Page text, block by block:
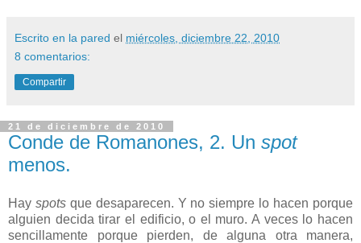
Escrito en la pared el miércoles, diciembre 22, 2010
8 comentarios:
Compartir
21 de diciembre de 2010
Conde de Romanones, 2. Un spot
menos.
Hay spotsque desaparecen. Y no siempre lo hacen porque
alguien decida tirar el edificio, o el muro. A veces lo hacen
sencillamente porque pierden, de alguna otra manera,